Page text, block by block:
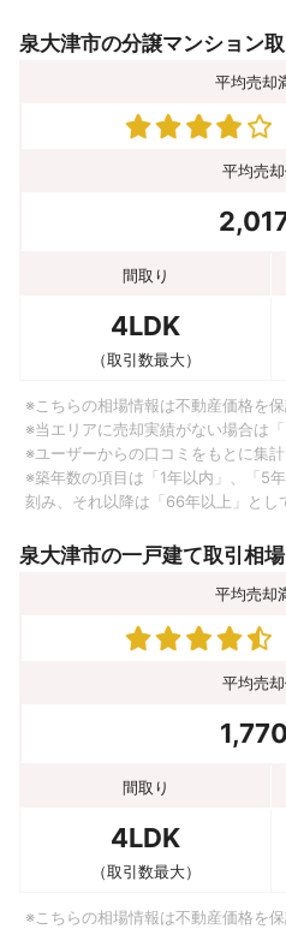
泉大津市の分譲マンション
平均売却
平均売
間取り
4LDK
（取引数最大）
※こちらの相場情報は不動産価格を
※当エリアに売却実績がない場合は
※ユーザーからの口コミをもとに集計
※築年数の項目は「1年以内」、「5
刻み、それ以降は「66年以上」とし
泉大津市の一戸建て取引相場
平均売却
平均売
1,770
間取り
4LDK
（取引数最大）
※こちらの相場情報は不動産価格を